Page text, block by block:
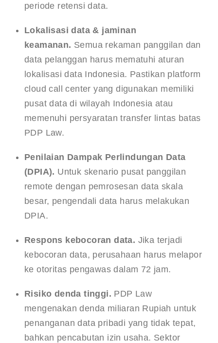
periode retensi data.
Lokalisasi data & jaminan
keamanan. Semua rekaman panggilan dan
data pelanggan harus mematuhi aturan
lokalisasi data Indonesia. Pastikan platform
cloud call center yang digunakan memiliki
pusat data di wilayah Indonesia atau
memenuhi persyaratan transfer lintas batas
PDP Law.
Penilaian Dampak Perlindungan Data
(DPIA). Untuk skenario pusat panggilan
remote dengan pemrosesan data skala
besar, pengendali data harus melakukan
DPIA.
Respons kebocoran data. Jika terjadi
kebocoran data, perusahaan harus melapor
ke otoritas pengawas dalam 72 jam.
Risiko denda tinggi. PDP Law
mengenakan denda miliaran Rupiah untuk
penanganan data pribadi yang tidak tepat,
bahkan pencabutan izin usaha. Sektor